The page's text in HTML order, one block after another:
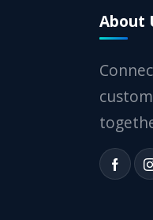
About